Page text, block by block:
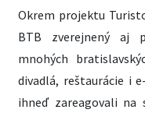
Okrem projektu
BTB zverejnený aj
mnohých
divadlá, reštaurácie i
ihneď zareagovali na